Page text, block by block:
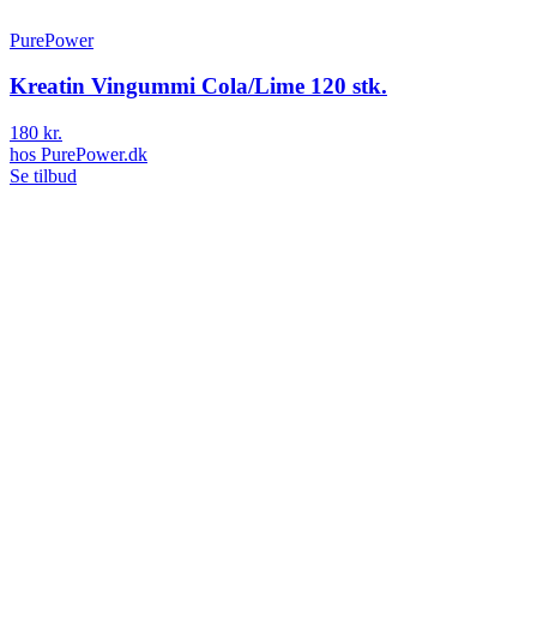
PurePower
Kreatin Vingummi Cola/Lime 120 stk.
180 kr.
hos PurePower.dk
Se tilbud